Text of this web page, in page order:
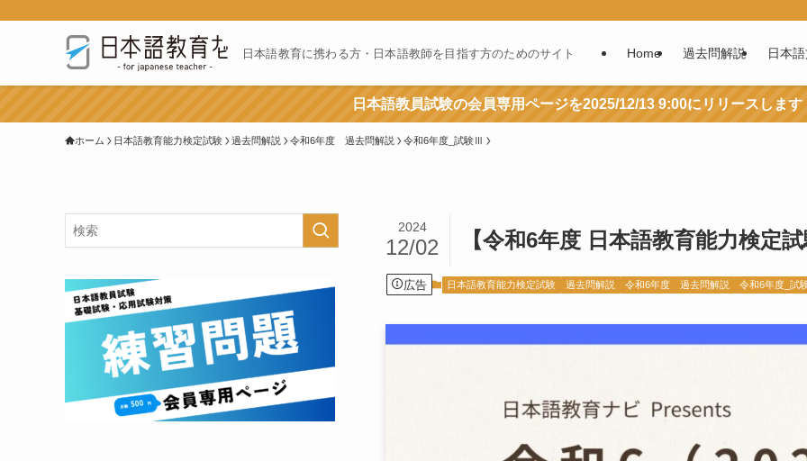
日本語教育に携わる方・日本語教師を目指す方のためのサイト Home 過去問解説 日本
日本語教員試験の会員専用ページを2025/12/13 9:00にリリースします
ホーム 日本語教育能力検定試験 過去問解説 令和6年度 過去問解説 令和6年度_試験Ⅲ
【令和6年度 日本語教育能力検定
2024
12/02
広告 日本語教育能力検定試験 過去問解説 令和6年度 過去問解説 令和6年度_試